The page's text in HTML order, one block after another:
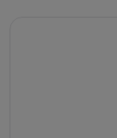
Περισσότερες